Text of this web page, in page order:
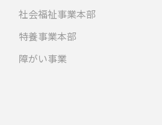
社会福祉事業本部
特養事業本部
障がい事業